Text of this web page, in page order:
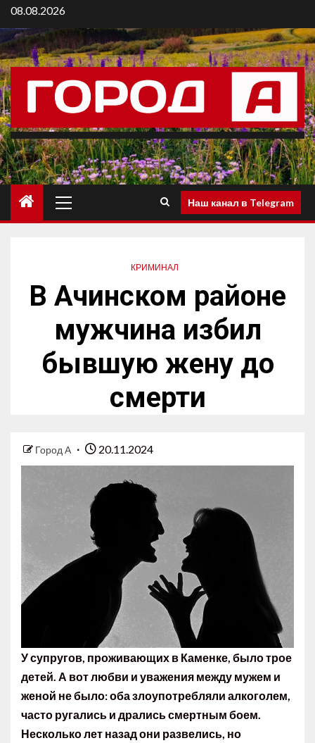
08.08.2026
Наш канал в Telegram
КРИМИНАЛ
В Ачинском районе
мужчина избил
бывшую жену до
смерти
Город А 20.11.2024
У супругов, проживающих в Каменке, было трое
детей. А вот любви и уважения между мужем и
женой не было: оба злоупотребляли алкоголем,
часто ругались и дрались смертным боем.
Несколько лет назад они развелись, но